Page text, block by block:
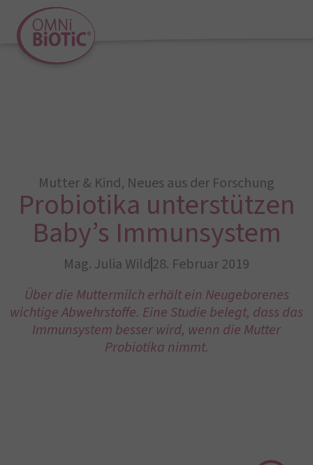
Mutter & Kind, Neues aus der Forschung
Probiotika unterstützen
Baby’s Immunsystem
Mag. Julia Wild28. Februar 2019
Über die Muttermilch erhält ein Neugeborenes
wichtige Abwehrstoffe. Eine Studie belegt, dass das
Immunsystem besser wird, wenn die Mutter
Probiotika nimmt.